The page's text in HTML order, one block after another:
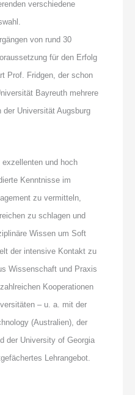
verschiedene
von rund 30
für den Erfolg
Prof. Fridgen, der schon
Bayreuth mehrere
Universität Augsburg
und hoch
Kenntnisse im
zu vermitteln,
zu schlagen und
Wissen um Soft
der intensive Kontakt zu
Wissenschaft und Praxis
Kooperationen
­– u. a. mit der
(Australien), der
der University of Georgia
Lehrangebot.